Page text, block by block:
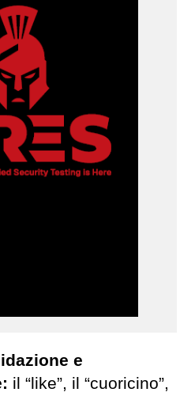
e
il “like”, il “cuoricino”,